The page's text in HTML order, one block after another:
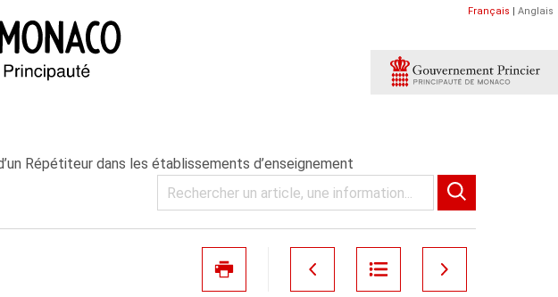
Français | Anglais
Répétiteur dans les établissements d’enseignement